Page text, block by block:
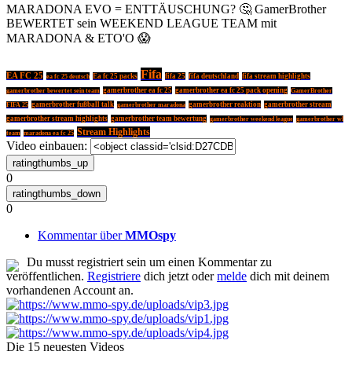
MARADONA EVO = ENTTÄUSCHUNG? 🤔 GamerBrother
BEWERTET sein WEEKEND LEAGUE TEAM mit
MARADONA & ETO'O 😱
EA FC 25 ea fc 25 deutsch Ea fc 25 packs Fifa fifa 25 fifa deutschland fifa stream highlights
gamerbrother bewertet sein team gamerbrother ea fc 25 gamerbrother ea fc 25 pack opening GamerBrother
FIFA 25 gamerbrother fußball talk gamerbrother maradona gamerbrother reaktion gamerbrother stream
gamerbrother stream highlights gamerbrother team bewertung gamerbrother weekend league gamerbrother wl
team maradona ea fc 25 Stream Highlights
Video einbauen:
0
0
Kommentar überMMOspy
Du musst registriert sein um einen Kommentar zu
veröffentlichen. Registriere dich jetzt odermelde dich mit deinem
vorhandenen Account an.
Die 15 neuesten Videos